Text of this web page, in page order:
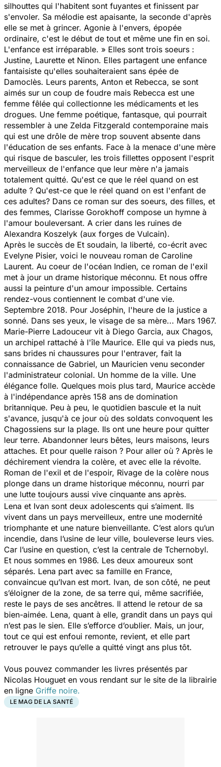
silhouttes qui l'habitent sont fuyantes et finissent par
s'envoler. Sa mélodie est apaisante, la seconde d'après
elle se met à grincer. Agonie à l'envers, épopée
ordinaire, c'est le début de tout et même une fin en soi.
L'enfance est irréparable. » Elles sont trois soeurs :
Justine, Laurette et Ninon. Elles partagent une enfance
fantaisiste qu'elles souhaiteraient sans épée de
Damoclès. Leurs parents, Anton et Rebecca, se sont
aimés sur un coup de foudre mais Rebecca est une
femme fêlée qui collectionne les médicaments et les
drogues. Une femme poétique, fantasque, qui pourrait
ressembler à une Zelda Fitzgerald contemporaine mais
qui est une drôle de mère trop souvent absente dans
l'éducation de ses enfants. Face à la menace d'une mère
qui risque de basculer, les trois fillettes opposent l'esprit
merveilleux de l'enfance que leur mère n'a jamais
totalement quitté. Qu'est ce que le réel quand on est
adulte ? Qu'est-ce que le réel quand on est l'enfant de
ces adultes? Dans ce roman sur des soeurs, des filles, et
des femmes, Clarisse Gorokhoff compose un hymne à
l'amour bouleversant. A crier dans les ruines de
Alexandra Koszelyk (aux forges de Vulcain).
Après le succès de Et soudain, la liberté, co-écrit avec
Evelyne Pisier, voici le nouveau roman de Caroline
Laurent. Au coeur de l'océan Indien, ce roman de l'exil
met à jour un drame historique méconnu. Et nous offre
aussi la peinture d'un amour impossible. Certains
rendez-vous contiennent le combat d'une vie.
Septembre 2018. Pour Joséphin, l'heure de la justice a
sonné. Dans ses yeux, le visage de sa mère... Mars 1967.
Marie-Pierre Ladouceur vit à Diego Garcia, aux Chagos,
un archipel rattaché à l'île Maurice. Elle qui va pieds nus,
sans brides ni chaussures pour l'entraver, fait la
connaissance de Gabriel, un Mauricien venu seconder
l'administrateur colonial. Un homme de la ville. Une
élégance folle. Quelques mois plus tard, Maurice accède
à l'indépendance après 158 ans de domination
britannique. Peu à peu, le quotidien bascule et la nuit
s'avance, jusqu'à ce jour où des soldats convoquent les
Chagossiens sur la plage. Ils ont une heure pour quitter
leur terre. Abandonner leurs bêtes, leurs maisons, leurs
attaches. Et pour quelle raison ? Pour aller où ? Après le
déchirement viendra la colère, et avec elle la révolte.
Roman de l'exil et de l'espoir, Rivage de la colère nous
plonge dans un drame historique méconnu, nourri par
une lutte toujours aussi vive cinquante ans après.
Lena et Ivan sont deux adolescents qui s’aiment. Ils
vivent dans un pays merveilleux, entre une modernité
triomphante et une nature bienveillante. C’est alors qu’un
incendie, dans l’usine de leur ville, bouleverse leurs vies.
Car l’usine en question, c’est la centrale de Tchernobyl.
Et nous sommes en 1986. Les deux amoureux sont
séparés. Lena part avec sa famille en France,
convaincue qu’Ivan est mort. Ivan, de son côté, ne peut
s’éloigner de la zone, de sa terre qui, même sacrifiée,
reste le pays de ses ancêtres. Il attend le retour de sa
bien-aimée. Lena, quant à elle, grandit dans un pays qui
n’est pas le sien. Elle s’efforce d’oublier. Mais, un jour,
tout ce qui est enfoui remonte, revient, et elle part
retrouver le pays qu’elle a quitté vingt ans plus tôt.
Vous pouvez commander les livres présentés par
Nicolas Houguet en vous rendant sur le site de la librairie
en ligne Griffe noire.
LE MAG DE LA SANTÉ